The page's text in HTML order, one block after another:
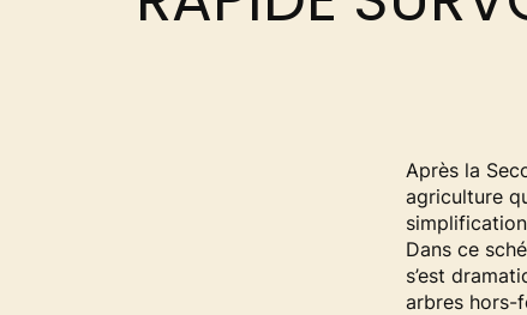
Après la
agriculture
Dans ce
s’est
arbres hors-